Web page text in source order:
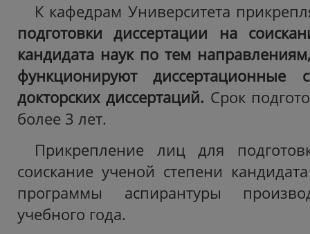
К кафедрам Университета
подготовки диссертации на
кандидата наук по тем
функционируют
докторских диссертаций. Срок
более 3 лет.
Прикрепление лиц для
соискание ученой степени
программы аспирантуры
учебного года.